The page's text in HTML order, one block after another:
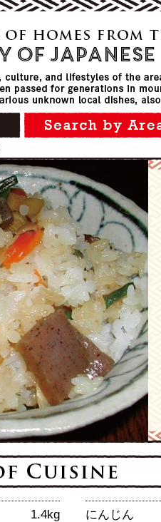
1.4kg
にんじん